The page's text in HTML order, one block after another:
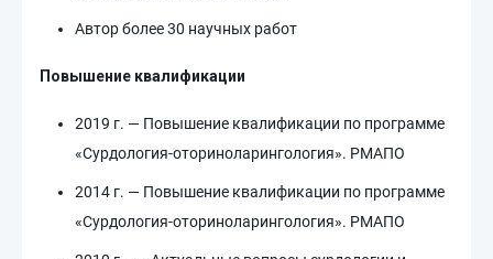
Автор более 30 научных работ
Повышение квалификации
2019 г. — Повышение квалификации по программе
«Сурдология-оториноларингология». РМАПО
2014 г. — Повышение квалификации по программе
«Сурдология-оториноларингология». РМАПО